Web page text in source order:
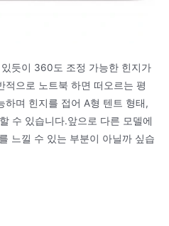
듯이 360도 조정 가능한 힌지가
적으로 노트북 하면 떠오르는 평
하며 힌지를 접어 A형 텐트 형태,
수 있습니다.앞으로 다른 모델에
느낄 수 있는 부분이 아닐까 싶습